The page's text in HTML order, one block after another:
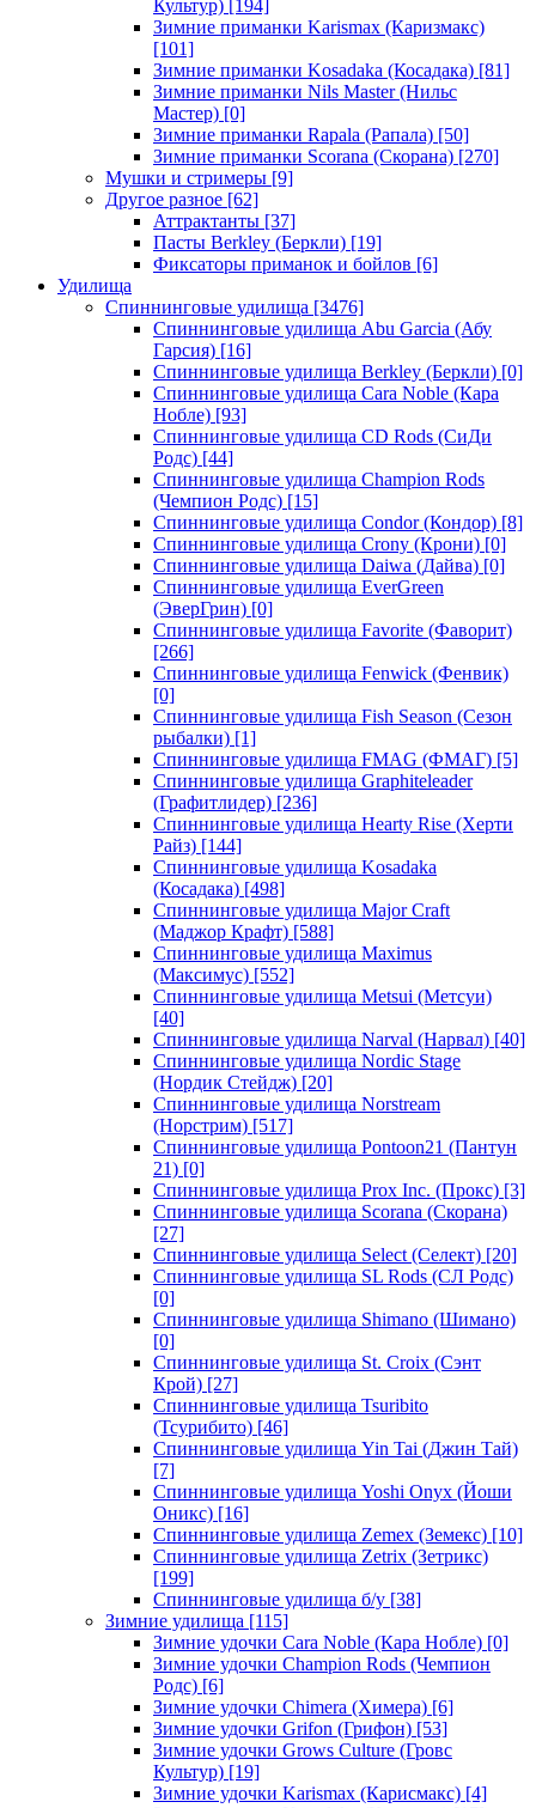
Культур) [194]
Зимние приманки Karismax (Каризмакс)
[101]
Зимние приманки Kosadaka (Косадака) [81]
Зимние приманки Nils Master (Нильс
Мастер) [0]
Зимние приманки Rapala (Рапала) [50]
Зимние приманки Scorana (Скорана) [270]
Мушки и стримеры [9]
Другое разное [62]
Аттрактанты [37]
Пасты Berkley (Беркли) [19]
Фиксаторы приманок и бойлов [6]
Удилища
Спиннинговые удилища [3476]
Спиннинговые удилища Abu Garcia (Абу
Гарсия) [16]
Спиннинговые удилища Berkley (Беркли) [0]
Спиннинговые удилища Cara Noble (Кара
Нобле) [93]
Спиннинговые удилища CD Rods (СиДи
Родс) [44]
Спиннинговые удилища Champion Rods
(Чемпион Родс) [15]
Спиннинговые удилища Condor (Кондор) [8]
Спиннинговые удилища Crony (Крони) [0]
Спиннинговые удилища Daiwa (Дайва) [0]
Спиннинговые удилища EverGreen
(ЭверГрин) [0]
Спиннинговые удилища Favorite (Фаворит)
[266]
Спиннинговые удилища Fenwick (Фенвик)
[0]
Спиннинговые удилища Fish Season (Сезон
рыбалки) [1]
Спиннинговые удилища FMAG (ФМАГ) [5]
Спиннинговые удилища Graphiteleader
(Графитлидер) [236]
Спиннинговые удилища Hearty Rise (Херти
Райз) [144]
Спиннинговые удилища Kosadaka
(Косадака) [498]
Спиннинговые удилища Major Craft
(Маджор Крафт) [588]
Спиннинговые удилища Maximus
(Максимус) [552]
Спиннинговые удилища Metsui (Метсуи)
[40]
Спиннинговые удилища Narval (Нарвал) [40]
Спиннинговые удилища Nordic Stage
(Нордик Стейдж) [20]
Спиннинговые удилища Norstream
(Норстрим) [517]
Спиннинговые удилища Pontoon21 (Пантун
21) [0]
Спиннинговые удилища Prox Inc. (Прокс) [3]
Спиннинговые удилища Scorana (Скорана)
[27]
Спиннинговые удилища Select (Селект) [20]
Спиннинговые удилища SL Rods (СЛ Родс)
[0]
Спиннинговые удилища Shimano (Шимано)
[0]
Спиннинговые удилища St. Croix (Сэнт
Крой) [27]
Спиннинговые удилища Tsuribito
(Тсурибито) [46]
Спиннинговые удилища Yin Tai (Джин Тай)
[7]
Спиннинговые удилища Yoshi Onyx (Йоши
Оникс) [16]
Спиннинговые удилища Zemex (Земекс) [10]
Спиннинговые удилища Zetrix (Зетрикс)
[199]
Спиннинговые удилища б/у [38]
Зимние удилища [115]
Зимние удочки Cara Noble (Кара Нобле) [0]
Зимние удочки Champion Rods (Чемпион
Родс) [6]
Зимние удочки Chimera (Химера) [6]
Зимние удочки Grifon (Грифон) [53]
Зимние удочки Grows Culture (Гровс
Культур) [19]
Зимние удочки Karismax (Карисмакс) [4]